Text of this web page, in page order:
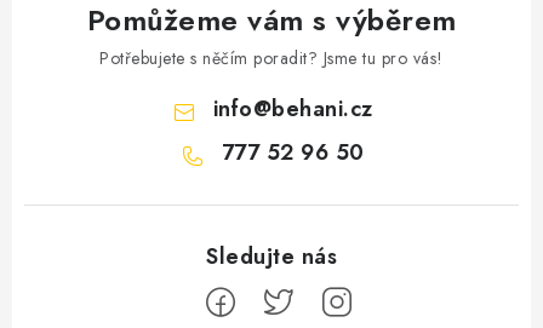
Pomůžeme vám s výběrem
Potřebujete s něčím poradit? Jsme tu pro vás!
info@behani.cz
777 52 96 50